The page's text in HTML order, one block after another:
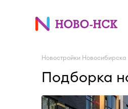
Новостройки Новосибирска
Подборка
Сдан, II-28, III-28